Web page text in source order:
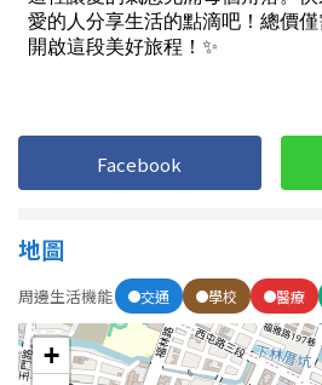
21樓以上
格局
2房
4房
Facebook
地圖
周邊生活機能 交通 學校 醫療
+